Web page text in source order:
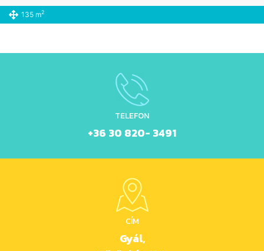
135 m2
TELEFON
+36 30 820- 3491
CÍM
Gyál,